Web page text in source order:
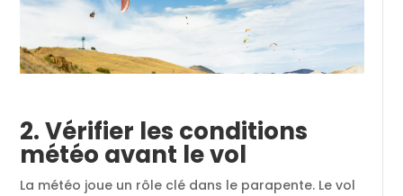
2. Vérifier les conditions
météo avant le vol
La météo joue un rôle clé dans le parapente. Le vol